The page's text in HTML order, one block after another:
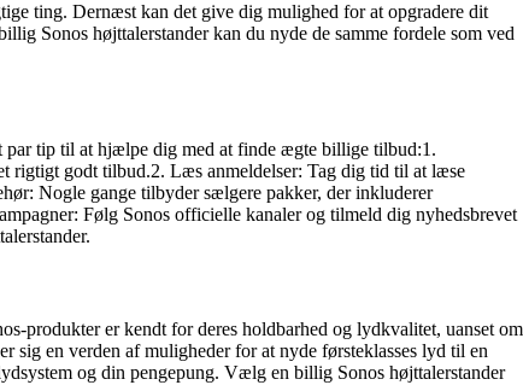
ting. Dernæst kan det give dig mulighed for at opgradere dit
Sonos højttalerstander kan du nyde de samme fordele som ved
par tip til at hjælpe dig med at finde ægte billige tilbud:1.
rigtigt godt tilbud.2. Læs anmeldelser: Tag dig tid til at læse
Nogle gange tilbyder sælgere pakker, der inkluderer
Følg Sonos officielle kanaler og tilmeld dig nyhedsbrevet
produkter er kendt for deres holdbarhed og lydkvalitet, uanset om
sig en verden af muligheder for at nyde førsteklasses lyd til en
og din pengepung. Vælg en billig Sonos højttalerstander